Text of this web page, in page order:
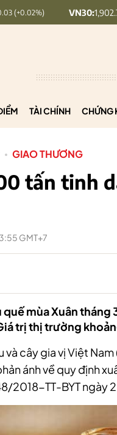
VN30: 1,902.79 20.7
TÀI CHÍNH CHỨNG
GIAO THƯƠNG
tấn tinh
GMT+7
quế mùa Xuân
trị thị trường
và cây gia vị Việt
ánh về quy định
2018-TT-BYT ngày